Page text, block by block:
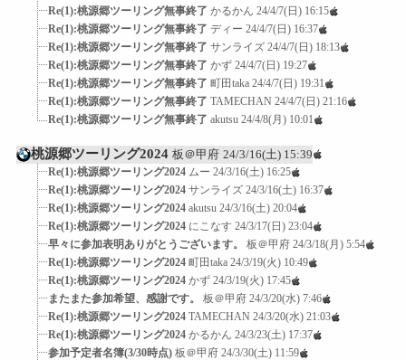
Re(1):桃源郷ツーリング無事終了 かるかん 24/4/7(日) 16:15
Re(1):桃源郷ツーリング無事終了 ディー 24/4/7(日) 16:37
Re(1):桃源郷ツーリング無事終了 サンライズ 24/4/7(日) 18:13
Re(1):桃源郷ツーリング無事終了 かず 24/4/7(日) 19:27
Re(1):桃源郷ツーリング無事終了 町田taka 24/4/7(日) 19:31
Re(1):桃源郷ツーリング無事終了 TAMECHAN 24/4/7(日) 21:16
Re(1):桃源郷ツーリング無事終了 akutsu 24/4/8(月) 10:01
桃源郷ツーリング2024 板＠甲府 24/3/16(土) 15:39
Re(1):桃源郷ツーリング2024 ムー 24/3/16(土) 16:25
Re(1):桃源郷ツーリング2024 サンライズ 24/3/16(土) 16:37
Re(1):桃源郷ツーリング2024 akutsu 24/3/16(土) 20:04
Re(1):桃源郷ツーリング2024 にこなす 24/3/17(日) 23:04
早々に参加表明ありがとうございます。
板＠甲府 24/3/18(月) 5:54
Re(1):桃源郷ツーリング2024 町田taka 24/3/19(火) 10:49
Re(1):桃源郷ツーリング2024 かず 24/3/19(火) 17:45
またまた参加希望、感謝です。
板＠甲府 24/3/20(水) 7:46
Re(1):桃源郷ツーリング2024 TAMECHAN 24/3/20(水) 21:03
Re(1):桃源郷ツーリング2024 かるかん 24/3/23(土) 17:37
参加予定者名簿(3/30時点) 板＠甲府 24/3/30(土) 11:59